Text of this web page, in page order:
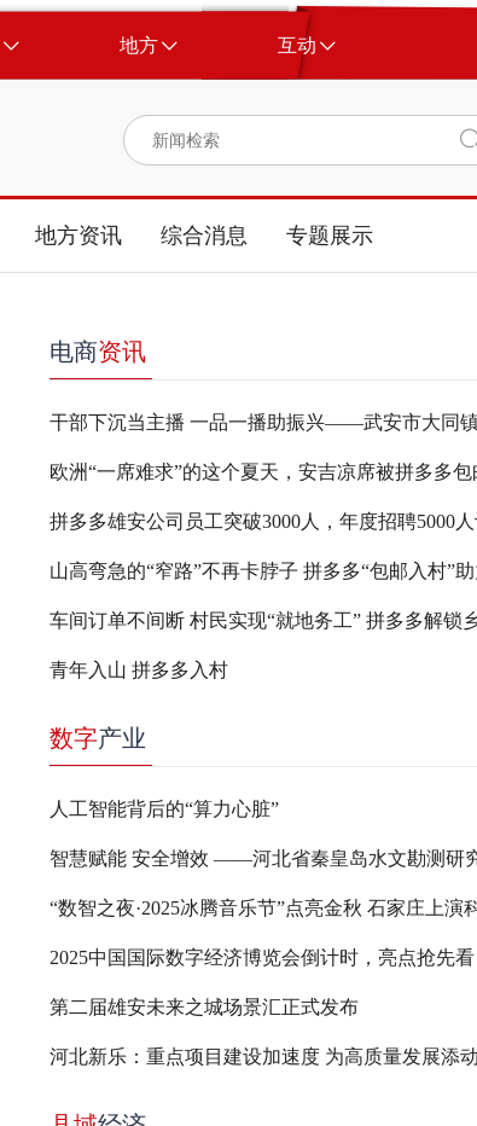
地方 互动
地方资讯 综合消息 专题展示
电商资讯
青年入山 拼多多入村
数字产业
人工智能背后的“算力心脏”
2025中国国际数字经济博览会倒计时，亮点抢先看
第二届雄安未来之城场景汇正式发布
河北新乐：重点项目建设加速度 为高质量发展添